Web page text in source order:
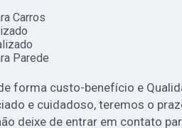
Carros
Parede
forma custo-benefício e
e cuidadoso, teremos o
deixe de entrar em contato